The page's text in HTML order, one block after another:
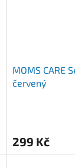
MOMS CARE
červený
299 Kč